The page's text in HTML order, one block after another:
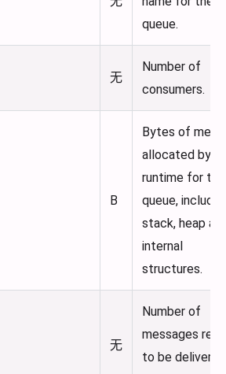
queue.
无
Number of
consumers.
B
Bytes of
allocated by
runtime for the
queue,
stack, heap
internal
structures.
无
Number of
messages
to be